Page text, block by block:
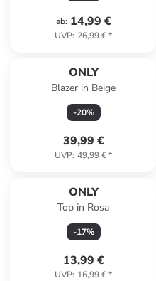
ab: 14,99 €
UVP: 26,99 €*
ONLY
Blazer in Beige
-20%
39,99 €
UVP: 49,99 €*
ONLY
Top in Rosa
-17%
13,99 €
UVP: 16,99 €*